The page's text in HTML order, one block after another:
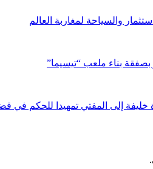
والسياحة لمغاربة العالم
بصفقة بناء ملعب “تيسيما”
خليفة إلى المفتي تمهيدا للحكم في